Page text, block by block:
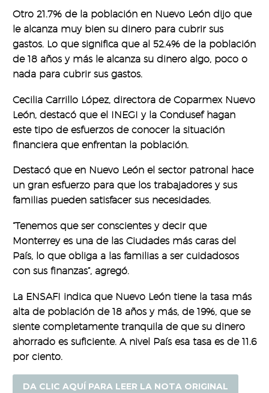
Otro 21.7% de la población en Nuevo León dijo que
le alcanza muy bien su dinero para cubrir sus
gastos. Lo que significa que al 52.4% de la población
de 18 años y más le alcanza su dinero algo, poco o
nada para cubrir sus gastos.
Cecilia Carrillo López, directora de Coparmex Nuevo
León, destacó que el INEGI y la Condusef hagan
este tipo de esfuerzos de conocer la situación
financiera que enfrentan la población.
Destacó que en Nuevo León el sector patronal hace
un gran esfuerzo para que los trabajadores y sus
familias pueden satisfacer sus necesidades.
“Tenemos que ser conscientes y decir que
Monterrey es una de las Ciudades más caras del
País, lo que obliga a las familias a ser cuidadosos
con sus finanzas”, agregó.
La ENSAFI indica que Nuevo León tiene la tasa más
alta de población de 18 años y más, de 19%, que se
siente completamente tranquila de que su dinero
ahorrado es suficiente. A nivel País esa tasa es de 11.6
por ciento.
DA CLIC AQUÍ PARA LEER LA NOTA ORIGINAL